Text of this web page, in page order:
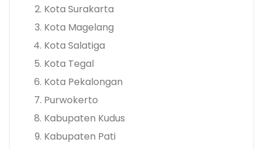
Kota Surakarta
Kota Magelang
Kota Salatiga
Kota Tegal
Kota Pekalongan
Purwokerto
Kabupaten Kudus
Kabupaten Pati